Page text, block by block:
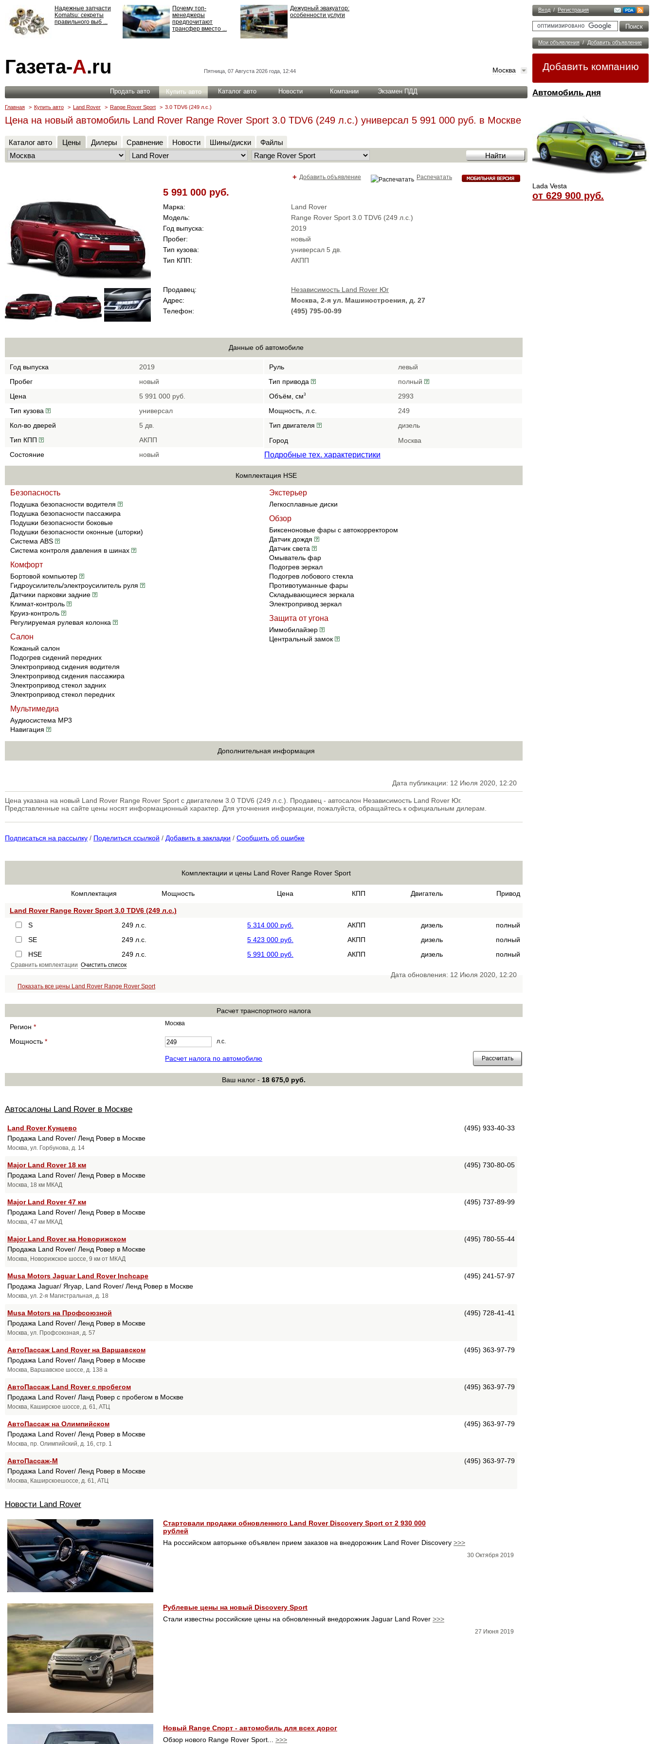
Вход / Регистрация
Мои объявления / Добавить объявление
Добавить компанию
Автомобиль дня
Lada Vesta
от 629 900 руб.
Надежные запчасти
Komatsu: секреты
правильного выб ...
Почему топ-
менеджеры
предпочитают
трансфер вместо ...
Дежурный эвакуатор:
особенности услуги
ответственности: все,
что нужно знать ...
Газета-А.ru Пятница, 07 Августа 2026 года, 12:44 Москва
Продать авто Купить авто Каталог авто Новости Компании Экзамен ПДД
Главная > Купить авто > Land Rover > Range Rover Sport > 3.0 TDV6 (249 л.с.)
Цена на новый автомобиль Land Rover Range Rover Sport 3.0 TDV6 (249 л.с.) универсал 5 991 000 руб. в Москве
Каталог авто Цены Дилеры Сравнение Новости Шины/диски Файлы
Распечатать
+ Добавить объявление
5 991 000 руб.
Марка:
Land Rover
Модель:
Range Rover Sport 3.0 TDV6 (249 л.с.)
Год выпуска:
2019
Пробег:
новый
Тип кузова:
универсал 5 дв.
Тип КПП:
АКПП
Продавец:
Независимость Land Rover Юг
Адрес:
Москва, 2-я ул. Машиностроения, д. 27
Телефон:
(495) 795-00-99
Данные об автомобиле
Год выпуска 2019 Руль
левый
Пробег
новый Тип привода
полный
Цена
5 991 000 руб. Объём, см3
2993
Тип кузова
универсал Мощность, л.с.
249
Кол-во дверей
5 дв. Тип двигателя
дизель
Тип КПП
АКПП Город
Москва
Состояние
новый Подробные тех. характеристики
Комплектация HSE
Безопасность
Подушка безопасности водителя
Подушка безопасности пассажира
Подушки безопасности боковые
Подушки безопасности оконные (шторки)
Система ABS
Система контроля давления в шинах
Комфорт
Бортовой компьютер
Гидроусилитель/электроусилитель руля
Датчики парковки задние
Климат-контроль
Круиз-контроль
Регулируемая рулевая колонка
Салон
Кожаный салон
Подогрев сидений передних
Электропривод сидения водителя
Электропривод сидения пассажира
Электропривод стекол задних
Электропривод стекол передних
Мультимедиа
Аудиосистема MP3
Навигация
Экстерьер
Легкосплавные диски
Обзор
Биксеноновые фары с автокорректором
Датчик дождя
Датчик света
Омыватель фар
Подогрев зеркал
Подогрев лобового стекла
Противотуманные фары
Складывающиеся зеркала
Электропривод зеркал
Защита от угона
Иммобилайзер
Центральный замок
Дополнительная информация
Дата публикации: 12 Июля 2020, 12:20
Цена указана на новый Land Rover Range Rover Sport с двигателем 3.0 TDV6 (249 л.с.). Продавец - автосалон Независимость Land Rover Юг.
Представленные на сайте цены носят информационный характер. Для уточнения информации, пожалуйста, обращайтесь к официальным дилерам.
Подписаться на рассылку / Поделиться ссылкой / Добавить в закладки / Сообщить об ошибке
Комплектации и цены Land Rover Range Rover Sport
Комплектация Мощность Цена КПП Двигатель Привод
Land Rover Range Rover Sport 3.0 TDV6 (249 л.с.)
S
249 л.с. 5 314 000 руб. АКПП дизель
полный
SE
249 л.с. 5 423 000 руб. АКПП дизель
полный
HSE
249 л.с. 5 991 000 руб. АКПП дизель полный
Сравнить комплектации Очистить список
Дата обновления: 12 Июля 2020, 12:20
Показать все цены Land Rover Range Rover Sport
Расчет транспортного налога
Регион * Москва
Мощность * л.с.
Расчет налога по автомобилю
Ваш налог - 18 675,0 руб.
Автосалоны Land Rover в Москве
Land Rover Кунцево
(495) 933-40-33
Продажа Land Rover/ Ленд Ровер в Москве
Москва, ул. Горбунова, д. 14
Major Land Rover 18 км
(495) 730-80-05
Продажа Land Rover/ Ленд Ровер в Москве
Москва, 18 км МКАД
Major Land Rover 47 км
(495) 737-89-99
Продажа Land Rover/ Ленд Ровер в Москве
Москва, 47 км МКАД
Major Land Rover на Новорижском
(495) 780-55-44
Продажа Land Rover/ Ленд Ровер в Москве
Москва, Новорижское шоссе, 9 км от МКАД
Musa Motors Jaguar Land Rover Inchcape
(495) 241-57-97
Продажа Jaguar/ Ягуар, Land Rover/ Ленд Ровер в Москве
Москва, ул. 2-я Магистральная, д. 18
Musa Motors на Профсоюзной
(495) 728-41-41
Продажа Land Rover/ Ленд Ровер в Москве
Москва, ул. Профсоюзная, д. 57
АвтоПассаж Land Rover на Варшавском
(495) 363-97-79
Продажа Land Rover/ Ланд Ровер в Москве
Москва, Варшавское шоссе, д. 138 а
АвтоПассаж Land Rover с пробегом
(495) 363-97-79
Продажа Land Rover/ Ланд Ровер с пробегом в Москве
Москва, Каширское шоссе, д. 61, АТЦ
АвтоПассаж на Олимпийском
(495) 363-97-79
Продажа Land Rover/ Ленд Ровер в Москве
Москва, пр. Олимпийский, д. 16, стр. 1
АвтоПассаж-М
(495) 363-97-79
Продажа Land Rover/ Ленд Ровер в Москве
Москва, Каширскоешоссе, д. 61, АТЦ
Новости Land Rover
Стартовали продажи обновленного Land Rover Discovery Sport от 2 930 000
рублей
На российском авторынке объявлен прием заказов на внедорожник Land Rover Discovery >>>
30 Октября 2019
Рублевые цены на новый Discovery Sport
Стали известны российские цены на обновленный внедорожник Jaguar Land Rover >>>
27 Июня 2019
Новый Range Спорт - автомобиль для всех дорог
Обзор нового Range Rover Sport... >>>